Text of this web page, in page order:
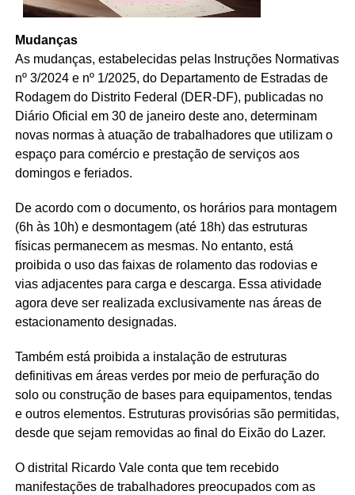
Mudanças
As mudanças, estabelecidas pelas Instruções Normativas
nº 3/2024 e nº 1/2025, do Departamento de Estradas de
Rodagem do Distrito Federal (DER-DF), publicadas no
Diário Oficial em 30 de janeiro deste ano, determinam
novas normas à atuação de trabalhadores que utilizam o
espaço para comércio e prestação de serviços aos
domingos e feriados.
De acordo com o documento, os horários para montagem
(6h às 10h) e desmontagem (até 18h) das estruturas
físicas permanecem as mesmas. No entanto, está
proibida o uso das faixas de rolamento das rodovias e
vias adjacentes para carga e descarga. Essa atividade
agora deve ser realizada exclusivamente nas áreas de
estacionamento designadas.
Também está proibida a instalação de estruturas
definitivas em áreas verdes por meio de perfuração do
solo ou construção de bases para equipamentos, tendas
e outros elementos. Estruturas provisórias são permitidas,
desde que sejam removidas ao final do Eixão do Lazer.
O distrital Ricardo Vale conta que tem recebido
manifestações de trabalhadores preocupados com as